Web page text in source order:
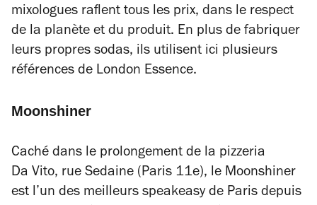
mixologues raflent tous les prix, dans le respect
de la planète et du produit. En plus de fabriquer
leurs propres sodas, ils utilisent ici plusieurs
références de London Essence.
Moonshiner
Caché dans le prolongement de la pizzeria
Da Vito, rue Sedaine (Paris 11e), le Moonshiner
est l’un des meilleurs speakeasy de Paris depuis